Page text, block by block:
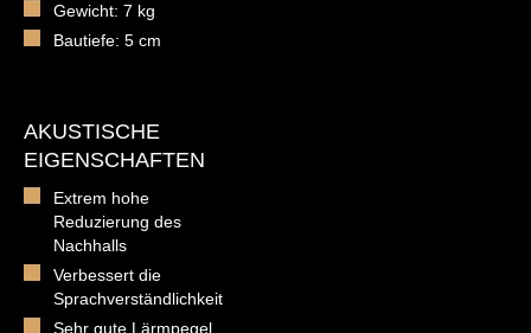
Gewicht: 7 kg
Bautiefe: 5 cm
AKUSTISCHE
EIGENSCHAFTEN
Extrem hohe
Reduzierung des
Nachhalls
Verbessert die
Sprachverständlichkeit
Sehr gute Lärmpegel